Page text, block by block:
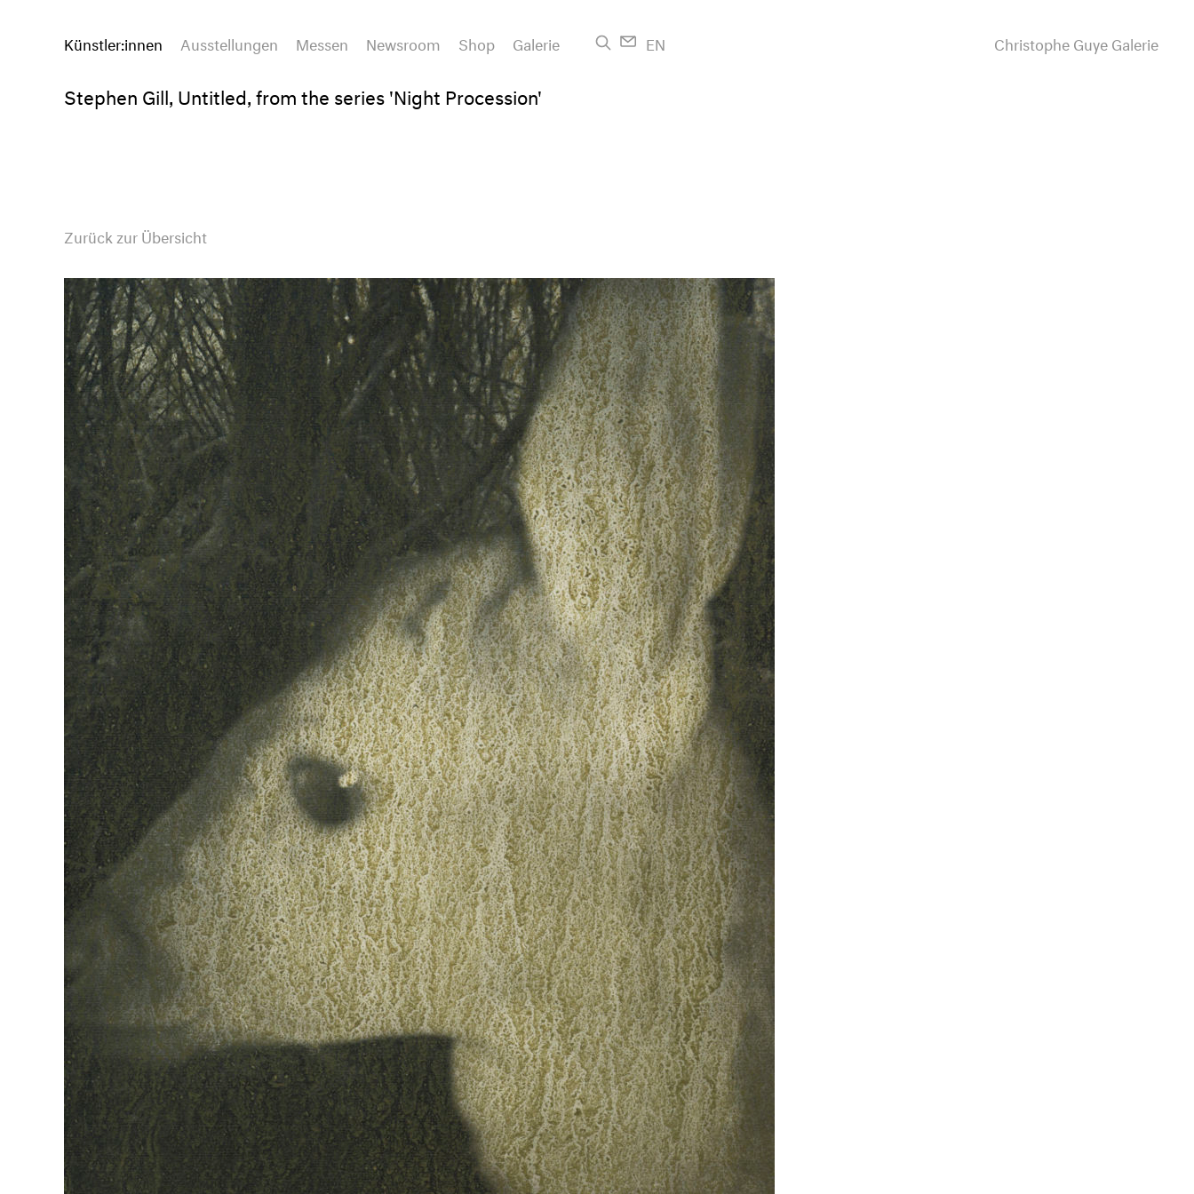
Christophe Guye Galerie
Künstler:innen Ausstellungen Messen Newsroom Shop Galerie EN
Stephen Gill, Untitled, from the series 'Night Procession'
Zurück zur Übersicht